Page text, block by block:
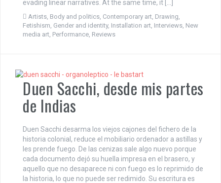
evading linear narratives. At the same time, it […]
Artists Body and politics Contemporary art Drawing
Fetishism Gender and identity, Installation art Interviews New
media art Performance Reviews
Duen Sacchi, desde mis partes
de Indias
Duen Sacchi desarma los viejos cajones del fichero de la
historia colonial, reduce el mobiliario ordenador a astillas y
les prende fuego. De las cenizas sale algo nuevo porque
cada documento dejó su huella impresa en el brasero, y
aquello que no desaparece ni con fuego es lo reprimido de
la historia, lo que no puede ser redimido. Su escritura es